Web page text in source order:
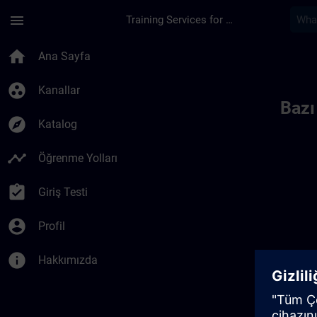
menu Training Services for Digital Industries
home Ana Sayfa
group_work Kanallar
explore Katalog
timeline Öğrenme Yolları
assignment_turned_in Giriş Testi
account_circle Profil
info Hakkımızda